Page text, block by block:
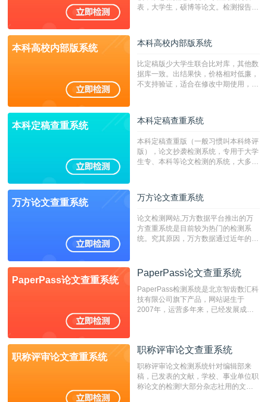
表，大学生，硕博等论文。检测报告支
本科高校内部版系统 本科高校内部版系统
比定稿版少大学生联合比对库，其他数
据库一致。出结果快，价格相对低廉，
不支持验证，适合在修改中期使用，定
本科定稿查重系统 本科定稿查重系统
本科定稿查重版（一般习惯叫本科终评
版），论文抄袭检测系统，专用于大学
生专、本科等论文检测的系统，大多数
万方论文查重系统 万方论文查重系统
论文检测网站,万方数据平台推出的万
方查重系统是目前较为热门的检测系
统。究其原因，万方数据通过近年的发
检测系统，其真实性和权威性无可厚
非。其次，相对于知网而言，万方检测
费用少，上手容易，是学生初次论文查
重的推荐系统。
PaperPass论文查重系统
PaperPass论文查重系统
PaperPass检测系统是北京智齿数汇科
技有限公司旗下产品，网站诞生于
2007年，运营多年来，已经发展成为
检测速度快、精度高，市场反映良好。
职称评审论文查重系统
职称评审论文查重系统
职称评审论文检测系统针对编辑部来
稿，已发表的文献，学校、事业单位职
称论文的检测!大部分杂志社用的文献